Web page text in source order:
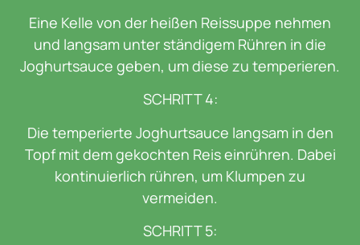
Eine Kelle von der heißen Reissuppe nehmen
und langsam unter ständigem Rühren in die
Joghurtsauce geben, um diese zu temperieren.
SCHRITT 4:
Die temperierte Joghurtsauce langsam in den
Topf mit dem gekochten Reis einrühren. Dabei
kontinuierlich rühren, um Klumpen zu
vermeiden.
SCHRITT 5: